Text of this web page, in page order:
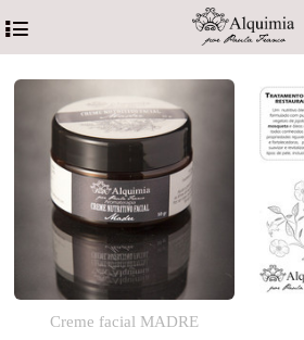
4
Creme facial MADRE